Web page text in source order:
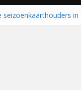
seizoenkaarthouders in
Eurojackpot